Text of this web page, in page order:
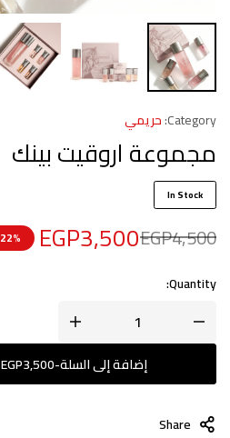
Category: حريمي
مجموعة اروقيت بينك
In Stock
EGP4,500
EGP3,500
22% OFF
Quantity:
إضافة إلى السلة-
EGP3,500
Share